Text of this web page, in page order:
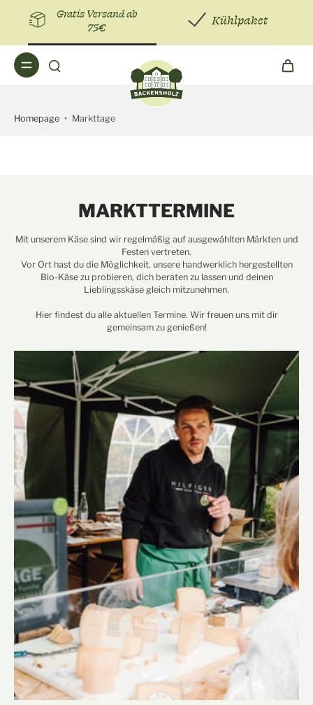
Gratis Versand ab
75€
Kühlpaket
Homepage • Markttage
MARKTTERMINE
Mit unserem Käse sind wir regelmäßig auf ausgewählten Märkten und
Festen vertreten.
Vor Ort hast du die Möglichkeit, unsere handwerklich hergestellten
Bio-Käse zu probieren, dich beraten zu lassen und deinen
Lieblingsskäse gleich mitzunehmen.
Hier findest du alle aktuellen Termine. Wir freuen uns mit dir
gemeinsam zu genießen!